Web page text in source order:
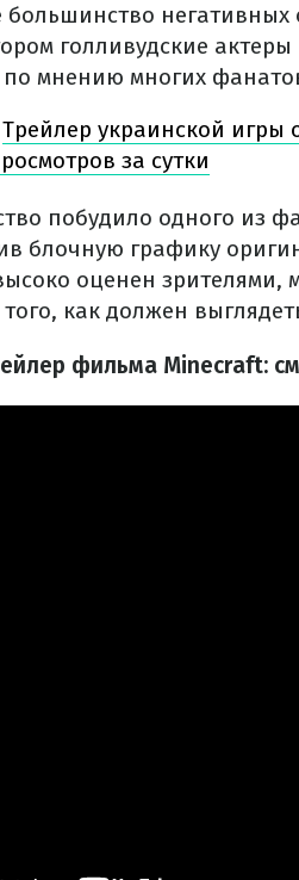
негативных
голливудские
мнению многих
Трейлер украинской игры
за сутки
побудило одного из
блочную графику
оценен зрителями,
того, как должен
фильма Minecraft: